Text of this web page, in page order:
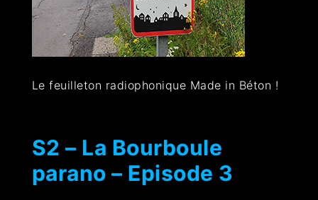
Le feuilleton radiophonique Made in Béton !
S2 – La Bourboule
parano – Episode 3